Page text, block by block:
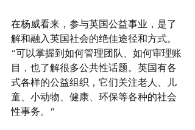
在杨威看来，参与英国公益事业，是了
解和融入英国社会的绝佳途径和方式。
“可以掌握到如何管理团队、如何审理账
目，也了解很多公共性话题。英国有各
式各样的公益组织，它们关注老人、儿
童、小动物、健康、环保等各种的社会
性事务。”